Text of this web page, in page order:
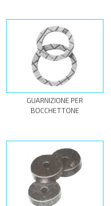
GUARNIZIONE PER
BOCCHETTONE